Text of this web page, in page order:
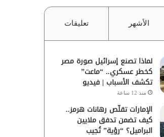
الأشهر تعليقات
لماذا تصنع إسرائيل صورة مصر
كخطر عسكري.. “ماعت”
تكشف الأسباب | فيديو
منذ 12 ساعة
الإمارات تقلّص رهانات هرمز..
كيف تضمن تدفق ملايين
البراميل؟ “رؤية” تُجيب